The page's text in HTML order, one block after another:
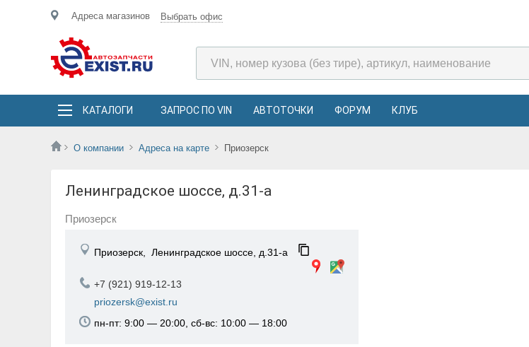
Адреса магазинов Выбрать офис
КАТАЛОГИ ЗАПРОС ПО VIN АВТОТОЧКИ ФОРУМ КЛУБ
О компании Адреса на карте Приозерск
Ленинградское шоссе, д.31-а
Приозерск
Приозерск, Ленинградское шоссе, д.31-а
+7 (921) 919-12-13
priozersk@exist.ru
пн-пт: 9:00 — 20:00, сб-вс: 10:00 — 18:00